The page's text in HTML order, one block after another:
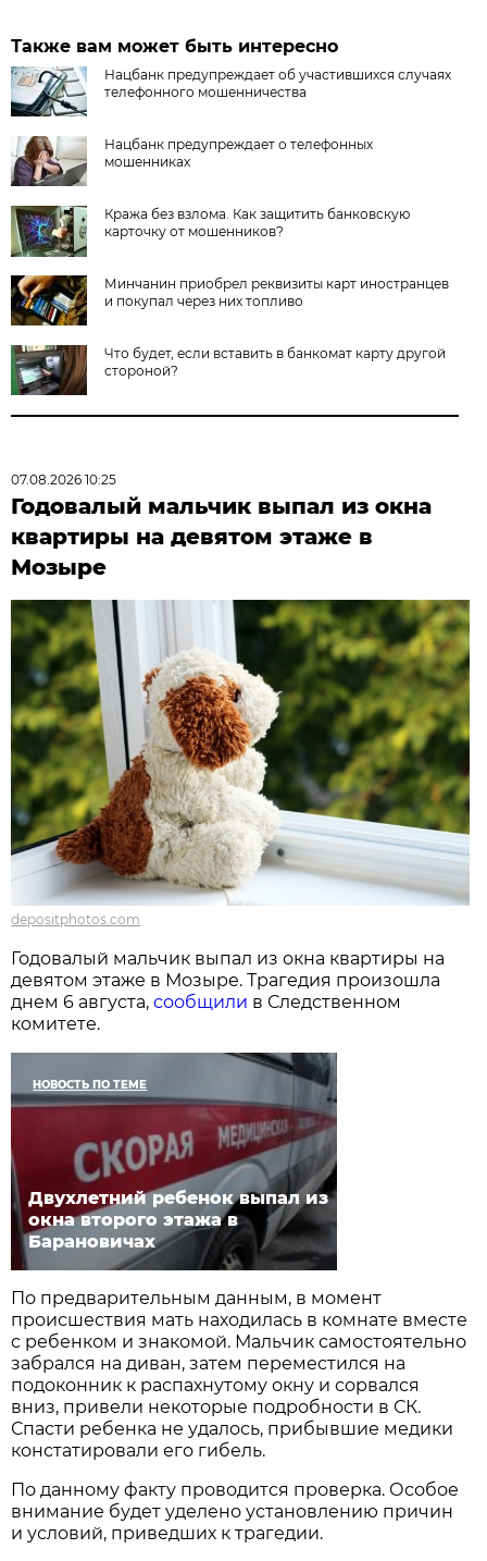
Также вам может быть интересно
Нацбанк предупреждает об участившихся случаях
телефонного мошенничества
Нацбанк предупреждает о телефонных
мошенниках
Кража без взлома. Как защитить банковскую
карточку от мошенников?
Минчанин приобрел реквизиты карт иностранцев
и покупал через них топливо
Что будет, если вставить в банкомат карту другой
стороной?
07.08.2026 10:25
Годовалый мальчик выпал из окна
квартиры на девятом этаже в
Мозыре
depositphotos.com
Годовалый мальчик выпал из окна квартиры на
девятом этаже в Мозыре. Трагедия произошла
днем 6 августа,сообщили в Следственном
комитете.
НОВОСТЬ ПО ТЕМЕ
Двухлетний ребенок выпал из
окна второго этажа в
Барановичах
По предварительным данным, в момент
происшествия мать находилась в комнате вместе
с ребенком и знакомой. Мальчик самостоятельно
забрался на диван, затем переместился на
подоконник к распахнутому окну и сорвался
вниз, привели некоторые подробности в СК.
Спасти ребенка не удалось, прибывшие медики
констатировали его гибель.
По данному факту проводится проверка. Особое
внимание будет уделено установлению причин
и условий, приведших к трагедии.